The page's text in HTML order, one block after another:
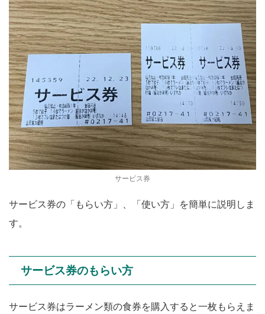
サービス券
サービス券の「もらい方」、「使い方」を簡単に説明しま
す。
サービス券のもらい方
サービス券はラーメン類の食券を購入すると一枚もらえま